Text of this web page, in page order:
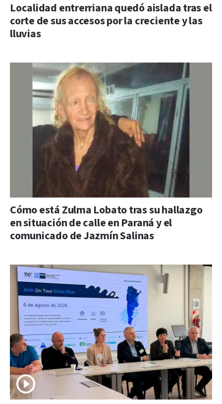
Localidad entrerriana quedó aislada tras el
corte de sus accesos por la creciente y las
lluvias
Cómo está Zulma Lobato tras su hallazgo
en situación de calle en Paraná y el
comunicado de Jazmín Salinas